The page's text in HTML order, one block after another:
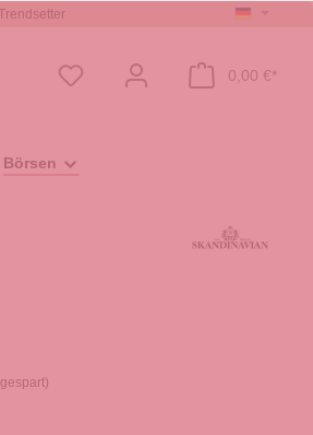
0,00 €*
Börsen